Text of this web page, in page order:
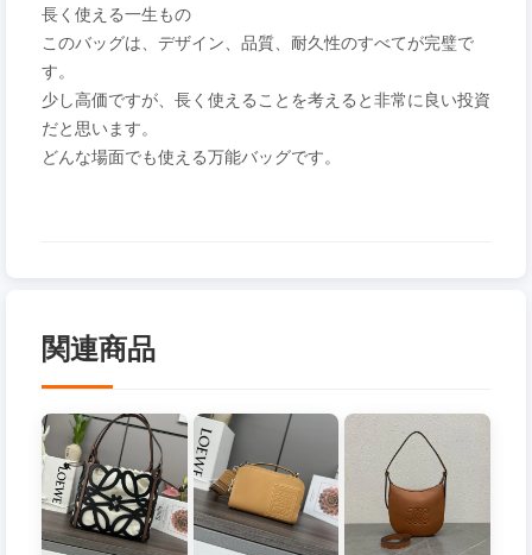
長く使える一生もの
このバッグは、デザイン、品質、耐久性のすべてが完璧で
す。
少し高価ですが、長く使えることを考えると非常に良い投資
だと思います。
どんな場面でも使える万能バッグです。
関連商品